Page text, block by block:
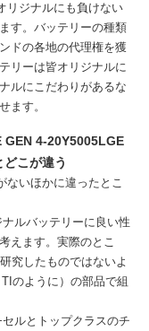
リジナルにも負けない
す。バッテリーの種類
ドの各地の代理権を獲
リーは皆オリジナルに
ルにこだわりがあるな
ます。
4-20Y5005LGE
こが違う
ないほかに違ったとこ
ルバッテリーに良い性
えます。実際のとこ
究したものではないよ
のように）の部品で組
ルとトップクラスのチ